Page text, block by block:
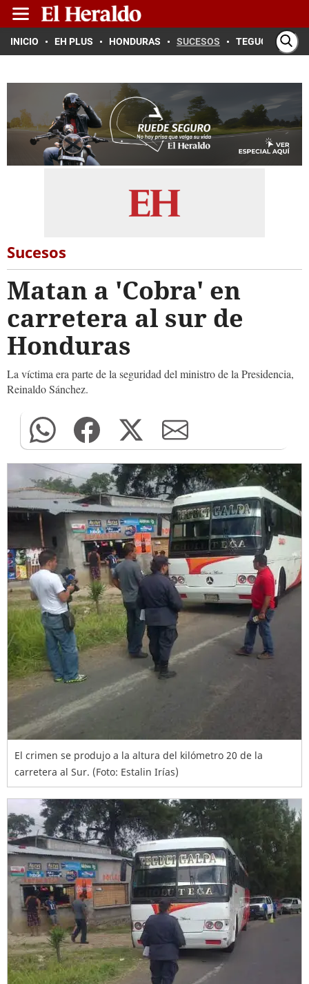
INICIO EH PLUS HONDURAS SUCESOS TEGUCIGALPA
Sucesos
Matan a 'Cobra' en
carretera al sur de
Honduras
La víctima era parte de la seguridad del ministro de la Presidencia,
Reinaldo Sánchez.
El crimen se produjo a la altura del kilómetro 20 de la
carretera al Sur. (Foto: Estalin Irías)